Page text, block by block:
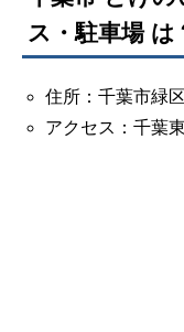
ス・駐車場 は
住所：千葉市緑
アクセス：千葉